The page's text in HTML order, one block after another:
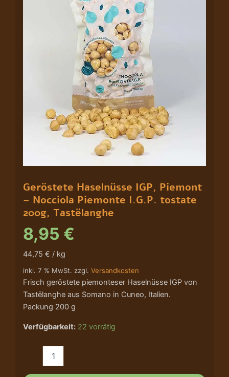
Geröstete Haselnüsse IGP, Piemont
– Nocciola Piemonte I.G.P. tostate
200g, Tastëlanghe
8,95 €
44,75 € / kg
inkl. 7 % MwSt. zzgl. Versandkosten
Frisch geröstete piemonteser Haselnüsse IGP von
Tastëlanghe aus Somano in Cuneo, Italien.
Packung 200 g
Verfügbarkeit: 22 vorrätig